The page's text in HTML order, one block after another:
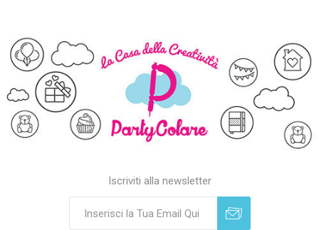
Iscriviti alla newsletter